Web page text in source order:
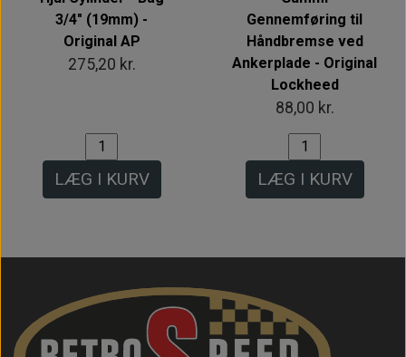
3/4" (19mm) -
Original AP
275,20 kr.
LÆG I KURV
Gennemføring til
Håndbremse ved
Ankerplade - Original
Lockheed
88,00 kr.
LÆG I KURV